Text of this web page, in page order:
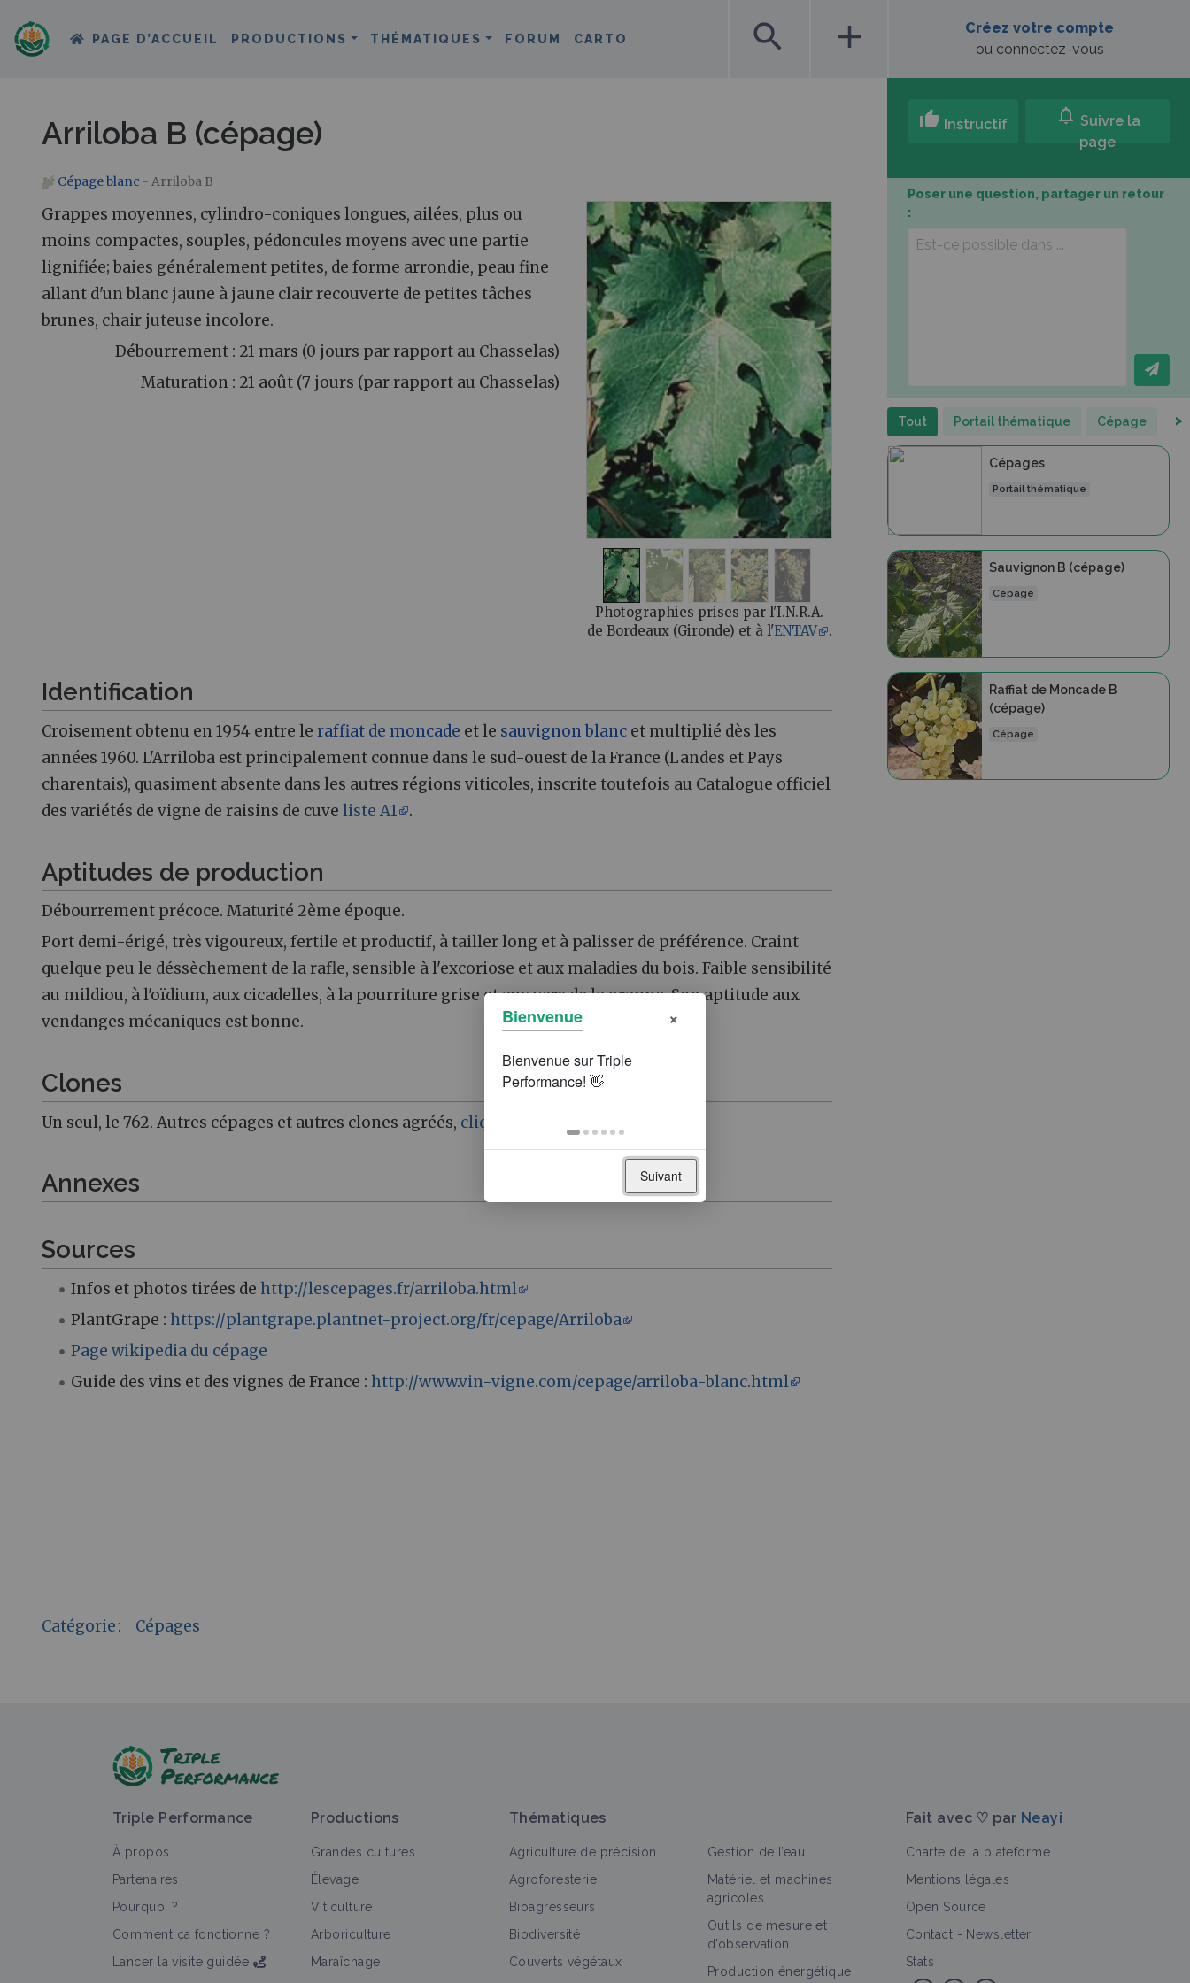
PAGE D’ACCUEIL PRODUCTIONS THÉMATIQUES FORUM CARTO search add
Créez votre compte
ou connectez-vous
Arriloba B (cépage)
Aller à :navigation,rechercher
Cépage blanc - Arriloba B
Grappes moyennes, cylindro-coniques longues, ailées, plus ou
moins compactes, souples, pédoncules moyens avec une partie
lignifiée; baies généralement petites, de forme arrondie, peau fine
allant d'un blanc jaune à jaune clair recouverte de petites tâches
brunes, chair juteuse incolore.
Débourrement : 21 mars (0 jours par rapport au Chasselas)
Maturation : 21 août (7 jours (par rapport au Chasselas)
Photographies prises par l'I.N.R.A.
de Bordeaux (Gironde) et à l'ENTAV .
Identification
Croisement obtenu en 1954 entre le raffiat de moncade et le sauvignon blanc et multiplié dès les
années 1960. L'Arriloba est principalement connue dans le sud-ouest de la France (Landes et Pays
charentais), quasiment absente dans les autres régions viticoles, inscrite toutefois au Catalogue officiel
des variétés de vigne de raisins de cuve liste A1 .
Aptitudes de production
Débourrement précoce. Maturité 2ème époque.
Port demi-érigé, très vigoureux, fertile et productif, à tailler long et à palisser de préférence. Craint
quelque peu le déssèchement de la rafle, sensible à l'excoriose et aux maladies du bois. Faible sensibilité
au mildiou, à l'oïdium, aux cicadelles, à la pourriture grise et aux vers de la grappe. Son aptitude aux
vendanges mécaniques est bonne.
Clones
Un seul, le 762. Autres cépages et autres clones agréés, cliquez ici
Annexes
Sources
Infos et photos tirées dehttp://lescepages.fr/arriloba.html
PlantGrape :https://plantgrape.plantnet-project.org/fr/cepage/Arriloba
Page wikipedia du cépage
Guide des vins et des vignes de France :http://www.vin-vigne.com/cepage/arriloba-blanc.html
Catégorie: Cépages
thumb_up Instructif notifications Suivre la
page
Poser une question, partager un retour
:
Tout Portail thématique Cépage >
Cépages
Portail thématique
Sauvignon B (cépage)
Cépage
Raffiat de Moncade B
(cépage)
Cépage
Triple Performance
À propos
Partenaires
Pourquoi ?
Comment ça fonctionne ?
Lancer la visite guidée
Productions
Grandes cultures
Élevage
Viticulture
Arboriculture
Maraîchage
Thématiques
Agriculture de précision
Agroforesterie
Bioagresseurs
Biodiversité
Couverts végétaux
Gestion de l’eau
Matériel et machines
agricoles
Outils de mesure et
d’observation
Production énergétique
Fait avec ♡ par Neayi
Charte de la plateforme
Mentions légales
Open Source
Contact - Newsletter
Stats
Bienvenue ×
Suivant